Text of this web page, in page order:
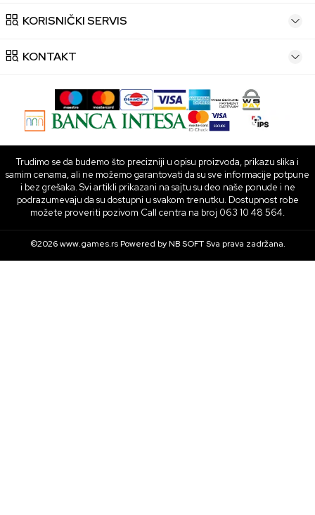
KORISNIČKI SERVIS
KONTAKT
Trudimo se da budemo što precizniji u opisu proizvoda, prikazu slika i
samim cenama, ali ne možemo garantovati da su sve informacije potpune
i bez grešaka. Svi artikli prikazani na sajtu su deo naše ponude i ne
podrazumevaju da su dostupni u svakom trenutku. Dostupnost robe
možete proveriti pozivom Call centra na broj 063 10 48 564.
©2026www.games.rs Powered byNB SOFTSva prava zadržana.